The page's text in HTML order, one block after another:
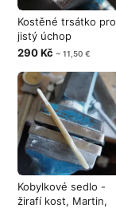
Kostěné trsátko pro
jistý úchop
290 Kč ~ 11,50 €
Kobylkové sedlo -
žirafí kost, Martin,